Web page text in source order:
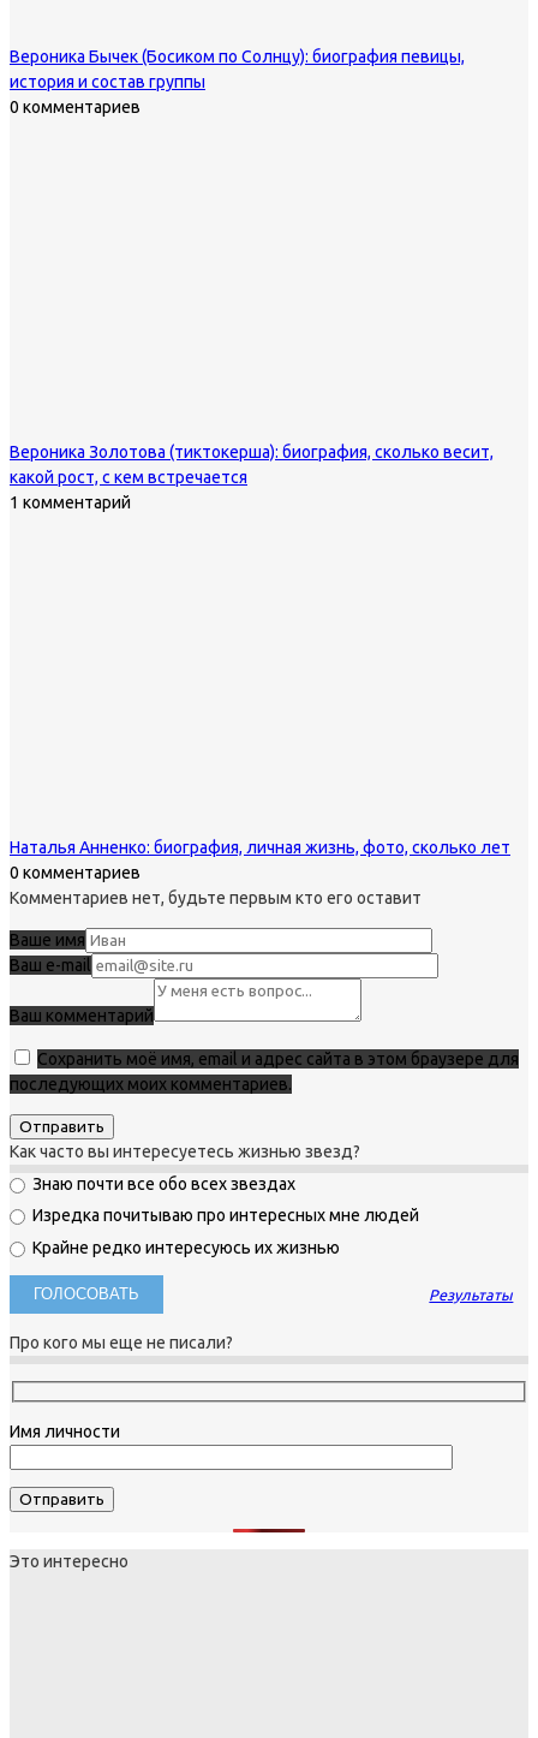
Вероника Бычек (Босиком по Солнцу): биография певицы,
история и состав группы
0 комментариев
Вероника Золотова (тиктокерша): биография, сколько весит,
какой рост, с кем встречается
1 комментарий
Наталья Анненко: биография, личная жизнь, фото, сколько лет
0 комментариев
Комментариев нет, будьте первым кто его оставит
Ваше имя
Ваш e-mail
Ваш комментарий
Сохранить моё имя, email и адрес сайта в этом браузере для
последующих моих комментариев.
Как часто вы интересуетесь жизнью звезд?
Знаю почти все обо всех звездах
Изредка почитываю про интересных мне людей
Крайне редко интересуюсь их жизнью
Результаты
Про кого мы еще не писали?
Имя личности
Это интересно